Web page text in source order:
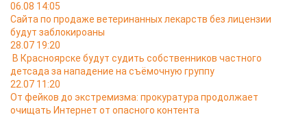
06.08 14:05
Сайта по продаже ветеринанных лекарств без лицензии
будут заблокироаны
28.07 19:20
В Красноярске будут судить собственников частного
детсада за нападение на съёмочную группу
22.07 11:20
От фейков до экстремизма: прокуратура продолжает
очищать Интернет от опасного контента